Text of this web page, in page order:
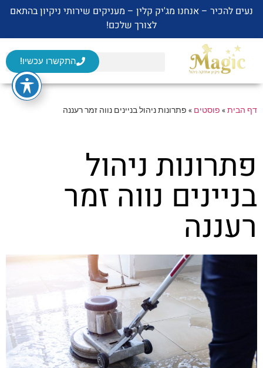
נעים להכיר – אנחנו מג'יק קלין – מעניקים שירותי ניקיון בהתאם
לצורך שלכם!
התקשרו עכשיו!
דף הבית» פוסטים » פתרונות ניהול בניינים נווה זמר רעננה
פתרונות ניהול
בניינים נווה זמר
רעננה